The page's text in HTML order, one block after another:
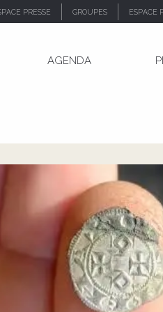
PRESSE GROUPES ESPACE
AGENDA